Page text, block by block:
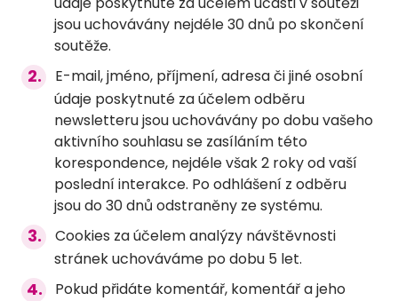
jsou uchovávány nejdéle 30 dnů po skončení
soutěže.
E-mail, jméno, příjmení, adresa či jiné osobní
údaje poskytnuté za účelem odběru
newsletteru jsou uchovávány po dobu vašeho
aktivního souhlasu se zasíláním této
korespondence, nejdéle však 2 roky od vaší
poslední interakce. Po odhlášení z odběru
jsou do 30 dnů odstraněny ze systému.
Cookies za účelem analýzy návštěvnosti
stránek uchováváme po dobu 5 let.
Pokud přidáte komentář, komentář a jeho